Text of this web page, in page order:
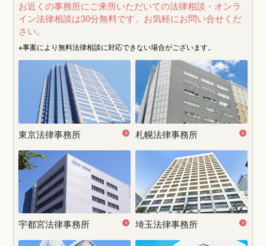
お近くの事務所にご来所いただいての法律相談・オンラ
イン法律相談は30分無料です。 お気軽にお問い合せくだ
さい。
※事案により無料法律相談に対応できない場合がございます。
東京法律事務所 札幌法律事務所
宇都宮法律事務所 埼玉法律事務所